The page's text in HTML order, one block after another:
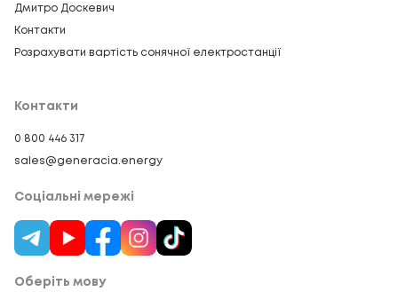
Дмитро Доскевич
Контакти
Розрахувати вартість сонячної електростанції
Контакти
0 800 446 317
sales@generacia.energy
Соціальні мережі
Оберіть мову